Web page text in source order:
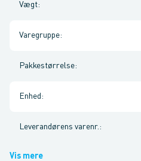
Vægt:
Varegruppe:
Pakkestørrelse:
Enhed :
Leverandørens varenr. :
Vis mere